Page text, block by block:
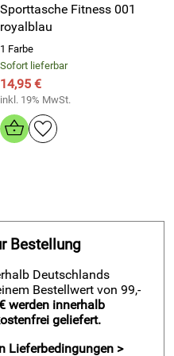
aus 100% Polyester
Pflege.
den verstellbaren
Polsterung.
ein durch die
für Training und Fitness.
Verhältnis und
Verarbeitung für häufige
Girona050 schwarz
für Schuhe, Handtuch und
Tragekomfort durch
Sporttasche Fitness 001
royalblau
1 Farbe
Sofort lieferbar
14,95 €
inkl. 19% MwSt.
Bestellung
Deutschlands
Bestellwert von 99,-
werden innerhalb
geliefert.
Lieferbedingungen >